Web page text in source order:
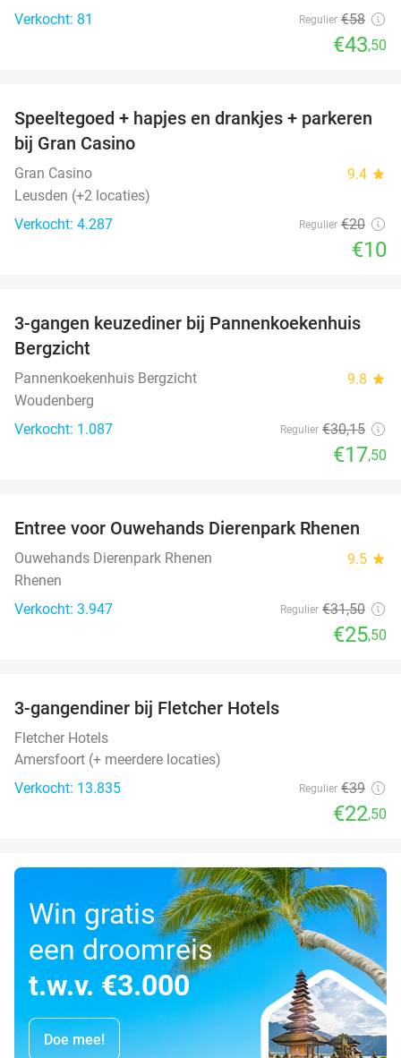
Verkocht: 81
Regulier €58
€43,50
50%
Speeltegoed + hapjes en drankjes + parkeren
bij Gran Casino
Gran Casino 9.4 star
Leusden (+2 locaties)
Verkocht: 4.287
Regulier €20
€10
42%
3-gangen keuzediner bij Pannenkoekenhuis
Bergzicht
Pannenkoekenhuis Bergzicht 9.8 star
Woudenberg
Verkocht: 1.087
Regulier €30,15
€17,50
19%
Entree voor Ouwehands Dierenpark Rhenen
Ouwehands Dierenpark Rhenen 9.5 star
Rhenen
Verkocht: 3.947
Regulier €31,50
€25,50
3-gangendiner bij Fletcher Hotels
Fletcher Hotels
Amersfoort (+ meerdere locaties)
Verkocht: 13.835
Regulier €39
€22,50
Win gratis
een droomreis
t.w.v. €3.000
Doe mee!